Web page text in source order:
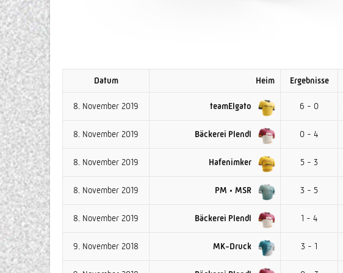
Datum Heim Ergebnisse
8. November 2019 teamElgato 6 - 0
8. November 2019 Bäckerei Plendl 0 - 4
8. November 2019 Hafenimker 5 - 3
8. November 2019 PM • MSR 3 - 5
8. November 2019 Bäckerei Plendl 1 - 4
9. November 2018 MK-Druck 3 - 1